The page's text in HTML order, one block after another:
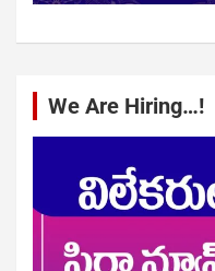
We Are Hiring…!